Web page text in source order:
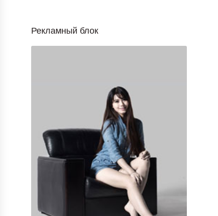
Рекламный блок